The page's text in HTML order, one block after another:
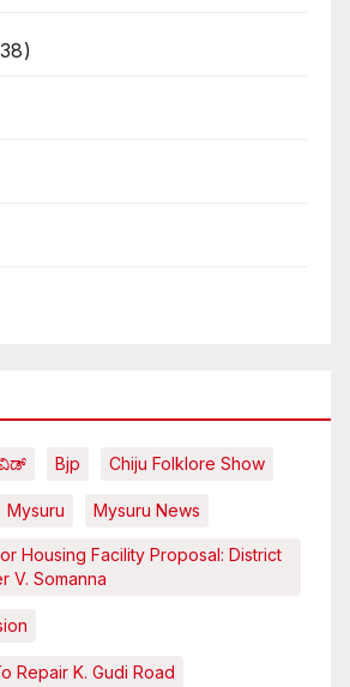
Bjp Chiju Folklore Show
Mysuru Mysuru News
Housing Facility Proposal: District
V. Somanna
Repair K. Gudi Road